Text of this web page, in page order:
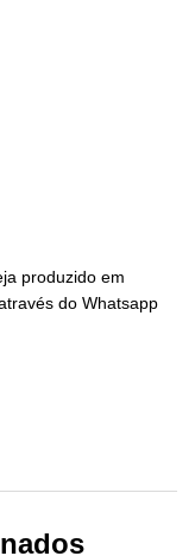
produzido em
do Whatsapp